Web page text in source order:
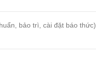
bảo trì, cài đặt báo thức)